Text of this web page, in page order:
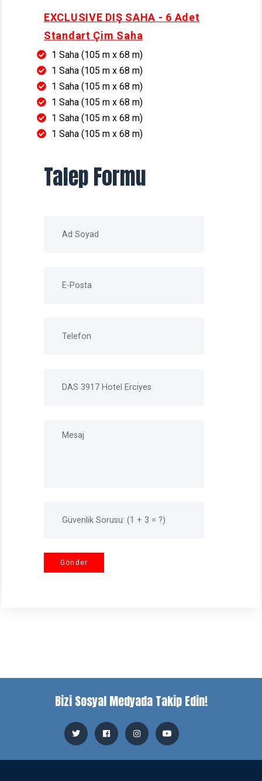
EXCLUSIVE DIŞ SAHA - 6 Adet
Standart Çim Saha
1 Saha (105 m x 68 m)
1 Saha (105 m x 68 m)
1 Saha (105 m x 68 m)
1 Saha (105 m x 68 m)
1 Saha (105 m x 68 m)
1 Saha (105 m x 68 m)
Talep Formu
Gönder
Bizi Sosyal Medyada Takip Edin!